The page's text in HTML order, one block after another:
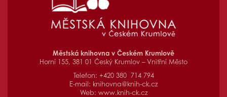
Městská knihovna v Českém Krumlově
Horní 155, 381 01 Český Krumlov – Vnitřní Město
Telefon: +420 380 714 794
E-mail: knihovna@knih-ck.cz
Web: www.knih-ck.cz